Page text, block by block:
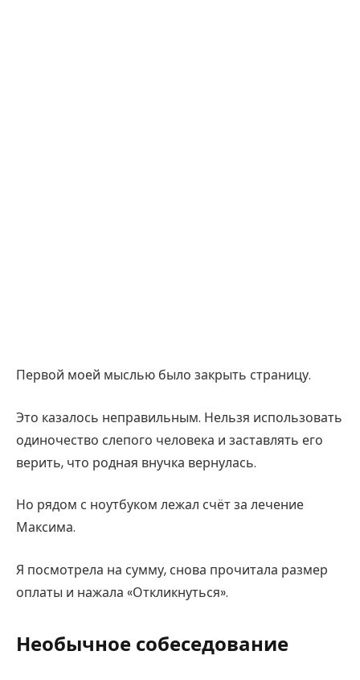
Первой моей мыслью было закрыть страницу.
Это казалось неправильным. Нельзя использовать
одиночество слепого человека и заставлять его
верить, что родная внучка вернулась.
Но рядом с ноутбуком лежал счёт за лечение
Максима.
Я посмотрела на сумму, снова прочитала размер
оплаты и нажала «Откликнуться».
Необычное собеседование